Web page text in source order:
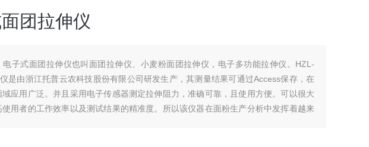
团拉伸仪
电子式面团拉伸仪也叫面团拉伸仪、小麦粉面团拉伸仪，电子多功能拉伸仪。HZL-
是由浙江托普云农科技股份有限公司研发生产，其测量结果可通过Access保存，在
应用广泛。并且采用电子传感器测定拉伸阻力，准确可靠，且使用方便。可以很大
用者的工作效率以及测试结果的精准度。所以该仪器在面粉生产分析中发挥着越来